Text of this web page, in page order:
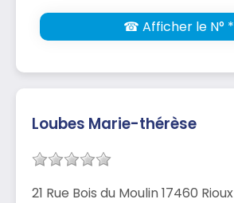
☎ Afficher le N° *
Loubes Marie-thérèse
21 Rue Bois du Moulin 17460 Rioux